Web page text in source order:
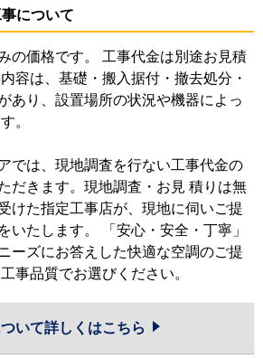
について
の価格です。 工事代金は別途お見積
容は、基礎・搬入据付・撤去処分・
あり、設置場所の状況や機器によっ
。
では、現地調査を行ない工事代金の
だきます。現地調査・お見 積りは無
けた指定工事店が、現地に伺いご提
いたします。 「安心・安全・丁寧」
ーズにお答えした快適な空調のご提
事品質でお選びください。
いて詳しくはこちら